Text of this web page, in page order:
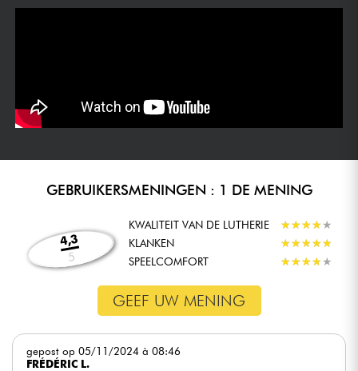
GEBRUIKERSMENINGEN : 1 DE MENING
4,3
5
KWALITEIT VAN DE LUTHERIE ★★★★★
★★★★★
KLANKEN
★★★★★
★★★★★
SPEELCOMFORT
★★★★★
★★★★★
GEEF UW MENING
gepost op 05/11/2024 à 08:46
FRÉDÉRIC L.